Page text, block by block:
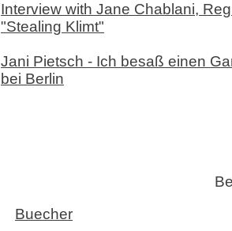
Interview with Jane Chablani,
"Stealing Klimt"
Jani Pietsch - Ich besaß einen
bei Berlin
Buecher